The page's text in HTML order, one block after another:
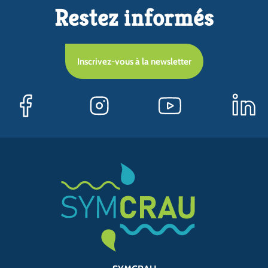
Restez informés
Inscrivez-vous à la newsletter